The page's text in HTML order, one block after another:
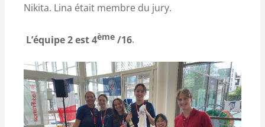
Nikita. Lina était membre du jury.
L’équipe 2 est 4ème /16.